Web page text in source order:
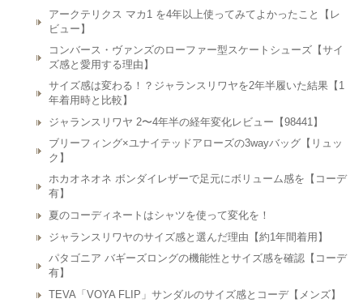
アークテリクス マカ1 を4年以上使ってみてよかったこと【レ
ビュー】
コンバース・ヴァンズのローファー型スケートシューズ【サイ
ズ感と愛用する理由】
サイズ感は変わる！？ジャランスリワヤを2年半履いた結果【1
年着用時と比較】
ジャランスリワヤ 2〜4年半の経年変化レビュー【98441】
ブリーフィング×ユナイテッドアローズの3wayバッグ【リュッ
ク】
ホカオネオネ ボンダイレザーで足元にボリューム感を【コーデ
有】
夏のコーディネートはシャツを使って変化を！
ジャランスリワヤのサイズ感と選んだ理由【約1年間着用】
パタゴニア バギーズロングの機能性とサイズ感を確認【コーデ
有】
TEVA「VOYA FLIP」サンダルのサイズ感とコーデ【メンズ】